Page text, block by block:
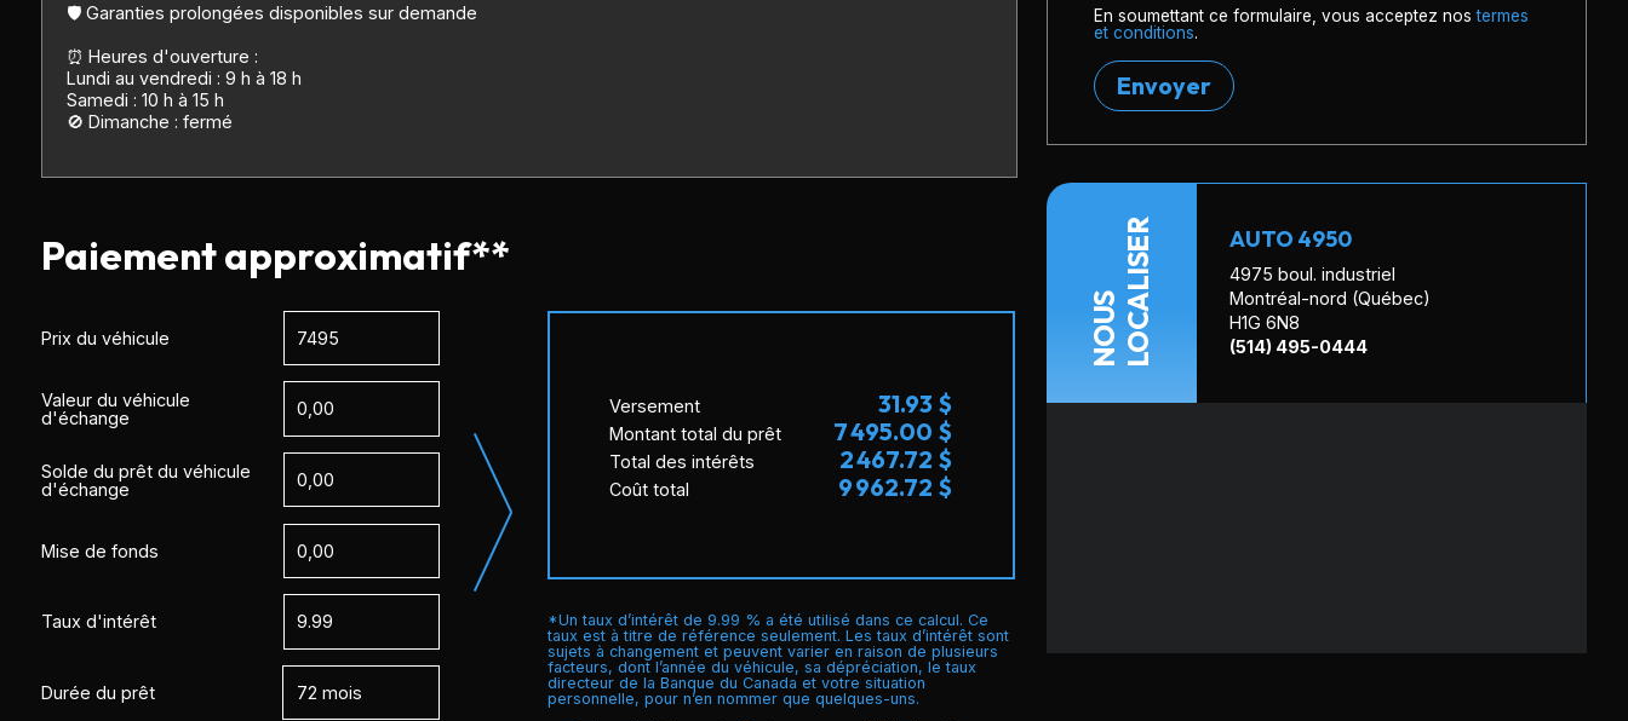
🛡️ Garanties prolongées disponibles sur demande
⏰ Heures d'ouverture :
Lundi au vendredi : 9 h à 18 h
Samedi : 10 h à 15 h
🚫 Dimanche : fermé
Paiement approximatif**
Prix du véhicule
Valeur du véhicule
d'échange
Solde du prêt du véhicule
d'échange
Mise de fonds
Taux d'intérêt
Durée du prêt
Versement 31.93 $
Montant total du prêt 7 495.00 $
Total des intérêts 2 467.72 $
Coût total 9 962.72 $
*Un taux d’intérêt de 9.99 % a été utilisé dans ce calcul. Ce
taux est à titre de référence seulement. Les taux d’intérêt sont
sujets à changement et peuvent varier en raison de plusieurs
facteurs, dont l’année du véhicule, sa dépréciation, le taux
directeur de la Banque du Canada et votre situation
personnelle, pour n’en nommer que quelques-uns.
En soumettant ce formulaire, vous acceptez nostermes
et conditions.
Envoyer
NOUSLOCALISER AUTO 4950
4975 boul. industriel
Montréal-nord (Québec)
H1G 6N8
(514) 495-0444